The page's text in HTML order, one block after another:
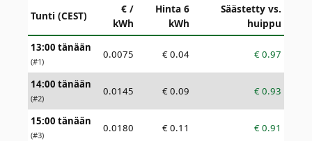
Tunti (CEST)
€ /
kWh
Hinta 6
kWh
Säästetty vs.
huippu
13:00 tänään
(#1)
0.0075 €0.04 €0.97
14:00 tänään
(#2)
0.0145 € 0.09 €0.93
15:00 tänään
(#3)
0.0180 €0.11 €0.91